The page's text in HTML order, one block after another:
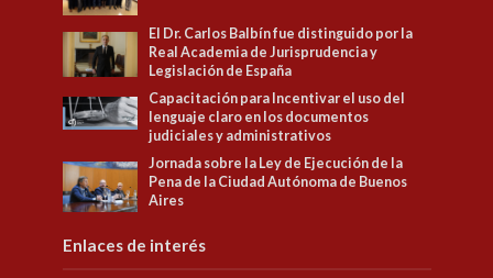
El Dr. Carlos Balbín fue distinguido por la
Real Academia de Jurisprudencia y
Legislación de España
Capacitación para Incentivar el uso del
lenguaje claro en los documentos
judiciales y administrativos
Jornada sobre la Ley de Ejecución de la
Pena de la Ciudad Autónoma de Buenos
Aires
Enlaces de interés